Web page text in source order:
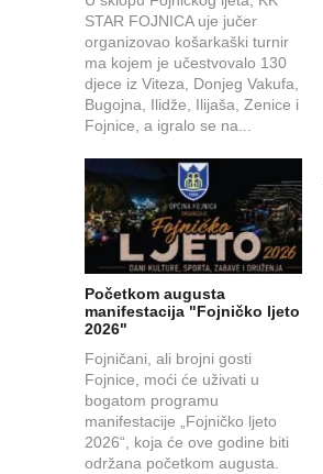
STAR FOJNICA uje jučer
organizovao košarkaški turnir
ma kojem je učestvovalo 130
djece iz Viteza, Donjeg Vakufa,
Bugojna, Ilidže, Ilijaša, Zenice i
Fojnice, a igralo se na...
Početkom augusta
manifestacija "Fojničko ljeto
2026"
Fojničani, ali brojni gosti
Fojnice, moći će uživati u
bogatom programu
manifestacije „Fojničko ljeto
2026“, koja će ove godine biti
održana početkom augusta.